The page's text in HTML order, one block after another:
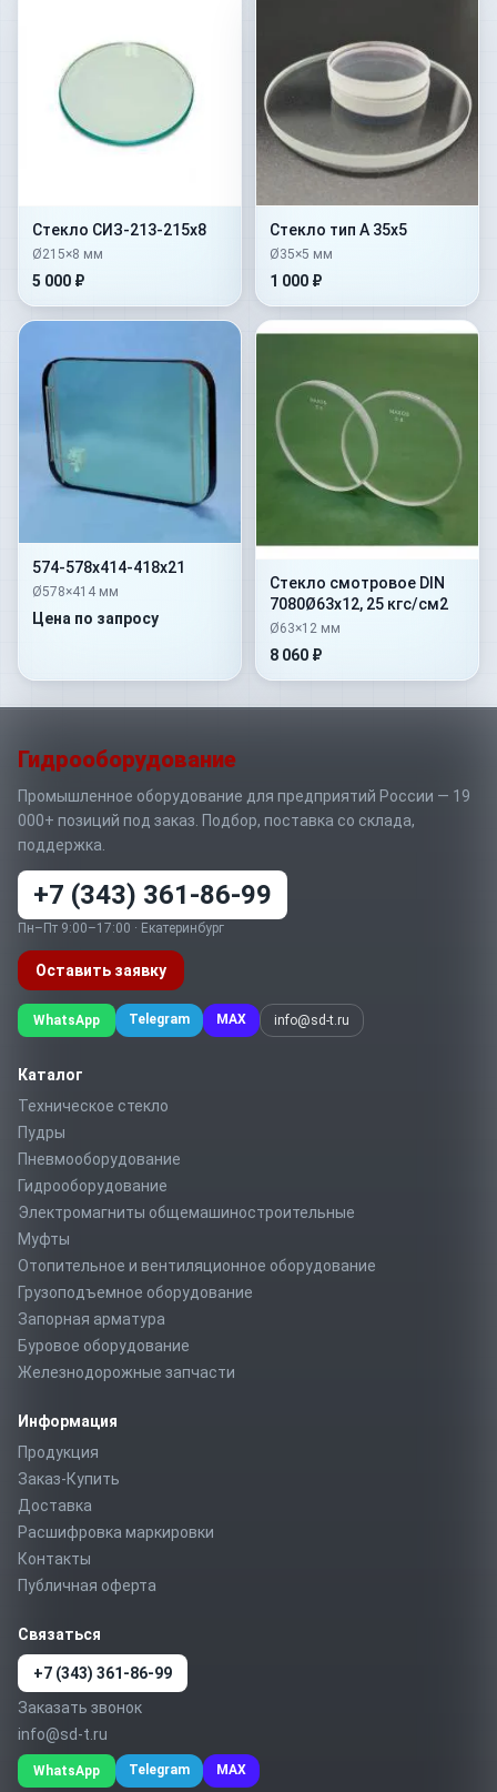
Стекло СИЗ-213-215х8
Ø215×8 мм
5 000 ₽
Стекло тип А 35х5
Ø35×5 мм
1 000 ₽
574-578х414-418х21
Ø578×414 мм
Цена по запросу
Стекло смотровое DIN
7080Ø63х12, 25 кгс/см2
Ø63×12 мм
8 060 ₽
Гидрооборудование
Промышленное оборудование для предприятий России — 19
000+ позиций под заказ. Подбор, поставка со склада,
поддержка.
+7 (343) 361-86-99
Пн–Пт 9:00–17:00 · Екатеринбург
Оставить заявку
WhatsApp Telegram MAX info@sd-t.ru
Каталог
Техническое стекло
Пудры
Пневмооборудование
Гидрооборудование
Электромагниты общемашиностроительные
Муфты
Отопительное и вентиляционное оборудование
Грузоподъемное оборудование
Запорная арматура
Буровое оборудование
Железнодорожные запчасти
Информация
Продукция
Заказ-Купить
Доставка
Расшифровка маркировки
Контакты
Публичная оферта
Связаться
+7 (343) 361-86-99
Заказать звонок
info@sd-t.ru
WhatsApp Telegram MAX